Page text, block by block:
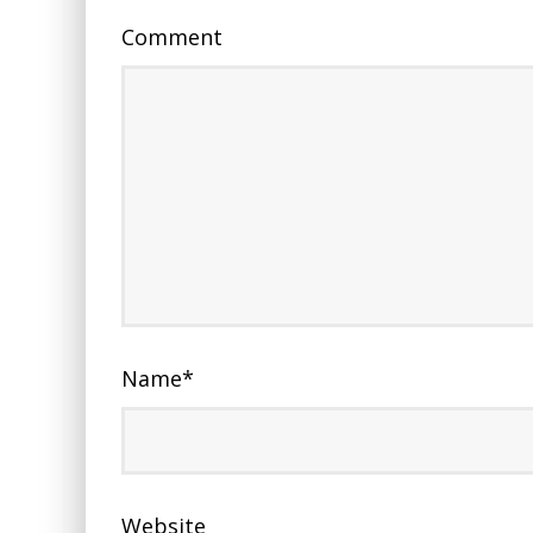
Comment
Name*
Website